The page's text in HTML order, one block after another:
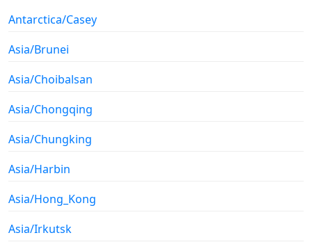
Antarctica/Casey
Asia/Brunei
Asia/Choibalsan
Asia/Chongqing
Asia/Chungking
Asia/Harbin
Asia/Hong_Kong
Asia/Irkutsk